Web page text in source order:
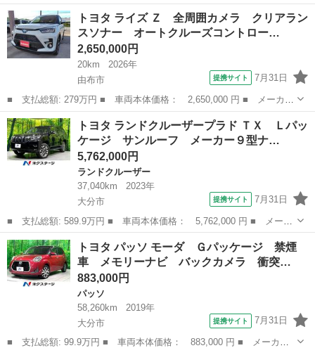
名： トヨタ ■ 車種名： ポルテ ■ グレード名： Ｘ パワーウ
ィンドウ エアコン 衝突安全ボディ パワーステアリング ＡＢ
Ｓ Ｗエアバック ...
大分 大分市 ポルテ
トヨタ ライズ Ｚ 全周囲カメラ クリアラン
スソナー オートクルーズコントロー…
2,650,000円
20km
2026年
由布市
提携サイト 7月31日
■ 支払総額: 279万円 ■ 車両本体価格： 2,650,000 円 ■ メーカー
名： トヨタ ■ 車種名： ライズ ■ グレード名： Ｚ 全周囲カ
メラ クリアランスソナー オートクルーズコントロール レーンア
シスト 衝...
大分 由布市 トヨタ
トヨタ ランドクルーザープラド ＴＸ Ｌパッ
ケージ サンルーフ メーカー９型ナ…
5,762,000円
ランドクルーザー
37,040km
2023年
大分市
提携サイト 7月31日
■ 支払総額: 589.9万円 ■ 車両本体価格： 5,762,000 円 ■ メーカ
ー名： トヨタ ■ 車種名： ランドクルーザープラド ■ グレード
名： ＴＸ Ｌパッケージ サンルーフ メーカー９型ナビ 全周囲
カメラ ...
大分 大分市 ランドクルーザー
トヨタ パッソ モーダ Ｇパッケージ 禁煙
車 メモリーナビ バックカメラ 衝突…
883,000円
パッソ
58,260km
2019年
大分市
提携サイト 7月31日
■ 支払総額: 99.9万円 ■ 車両本体価格： 883,000 円 ■ メーカー